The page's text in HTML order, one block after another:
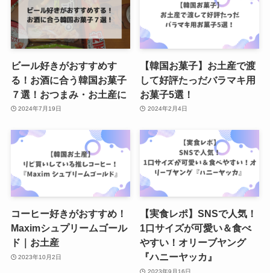
ビール好きがおすすめす
る！お酒に合う韓国お菓子
７選！おつまみ・お土産に
2024年7月19日
【韓国お菓子】お土産で渡
して好評たっだバラマキ用
お菓子5選！
2024年2月4日
コーヒー好きがおすすめ！
Maximシュプリームゴール
ド｜お土産
2023年10月2日
【実食レポ】SNSで人気！
1口サイズが可愛い＆食べ
やすい！オリーブヤング
『ハニーヤッカ』
2023年9月16日